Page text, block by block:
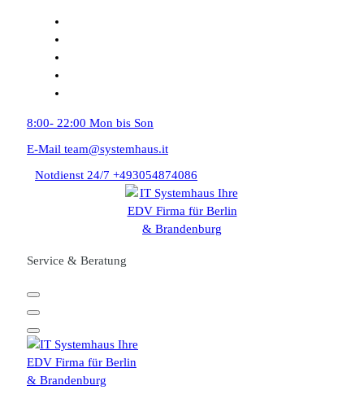
8:00- 22:00 Mon bis Son
E-Mail team@systemhaus.it
Notdienst 24/7 +493054874086
Service & Beratung